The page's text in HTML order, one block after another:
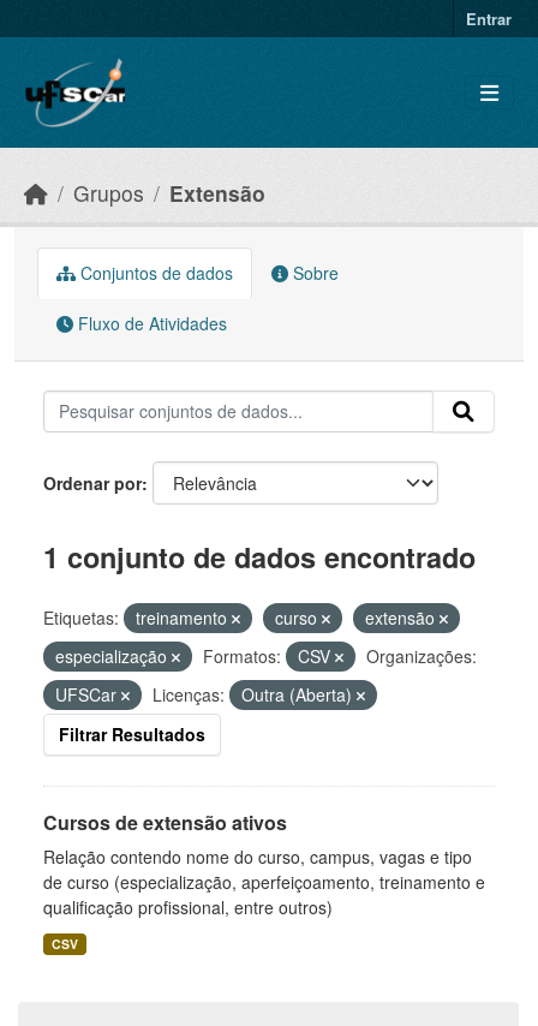
Entrar
Grupos Extensão
Conjuntos de dados Sobre
Fluxo de Atividades
Ordenar por
1 conjunto de dados encontrado
Etiquetas: treinamento curso
extensão
especialização
Formatos: CSV
Organizações:
UFSCar
Licenças:
Outra (Aberta)
Filtrar Resultados
Cursos de extensão ativos
Relação contendo nome do curso, campus, vagas e tipo
de curso (especialização, aperfeiçoamento, treinamento e
qualificação profissional, entre outros)
CSV